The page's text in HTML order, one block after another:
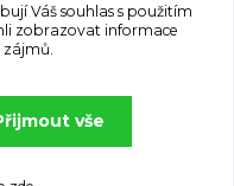
práva vyhrazena.
Vášsouhlass použitím
zobrazovat informace
vše